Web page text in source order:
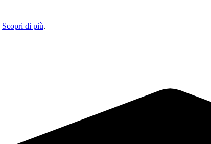
Scopri di più.